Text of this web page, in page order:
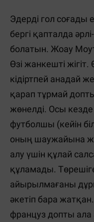
Эдерді гол соғады
бергі қапталда
болатын. Жоау
Өзі жанкешті
кідіртпей анадай
қарап тұрмай
жөнелді. Осы
футболшы (кейін
оның шаужайына
алу үшін құлай
құламады.
айырылмағаны
әкетіп бара
француз допты ала